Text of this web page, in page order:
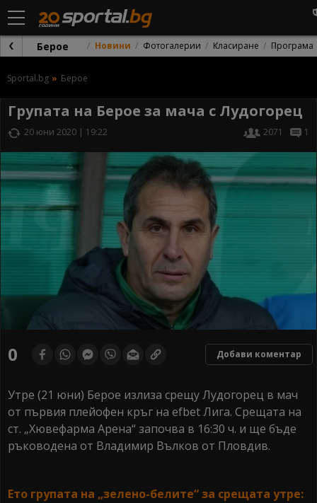
Берое Новини Фотогалерии Класиране Програма
Sportal.bg Берое
Групата на Берое за мача с Лудогорец
20 юни 2020 | 19:22 2071 1
0 Добави коментар
Утре (21 юни) Берое излиза срещу Лудогорец в мач
от първия плейофен кръг на efbet Лига. Срещата на
ст. „Хювефарма Арена“ започва в 16:30 ч. и ще бъде
ръководена от Владимир Вълков от Пловдив.
Ето групата на „зелено-белите“ за срещата утре: